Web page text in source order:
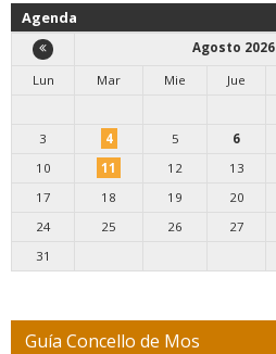
Agenda
Agosto 2026
Lun
Mar Mie Jue
3
4 5 6
10
11 12 13
17
18 19 20
24
25 26 27
31
Guía Concello de Mos